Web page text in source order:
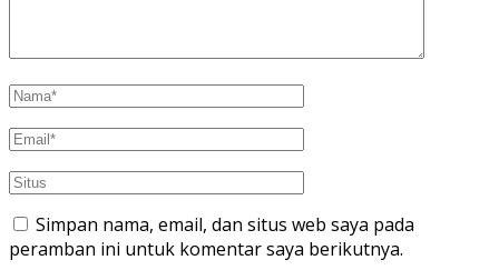
Simpan nama, email, dan situs web saya pada
peramban ini untuk komentar saya berikutnya.